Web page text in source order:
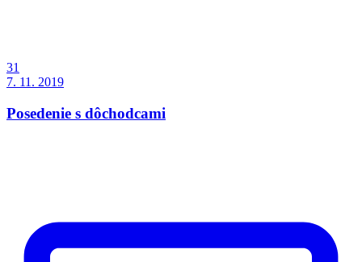
31
7. 11. 2019
Posedenie s dôchodcami